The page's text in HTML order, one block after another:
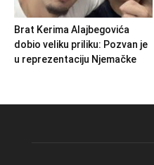
Brat Kerima Alajbegovića
dobio veliku priliku: Pozvan je
u reprezentaciju Njemačke